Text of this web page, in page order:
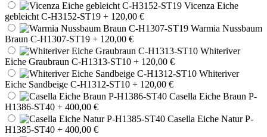
Vicenza Eiche
gebleicht C-H3152-ST19 + 120,00 €
Warmia Nussbaum
Braun C-H1307-ST19 + 120,00 €
Whiteriver
Eiche Graubraun C-H1313-ST10 + 120,00 €
Whiteriver
Eiche Sandbeige C-H1312-ST10 + 120,00 €
Casella Eiche Braun P-
H1386-ST40 + 400,00 €
Casella Eiche Natur P-
H1385-ST40 + 400,00 €